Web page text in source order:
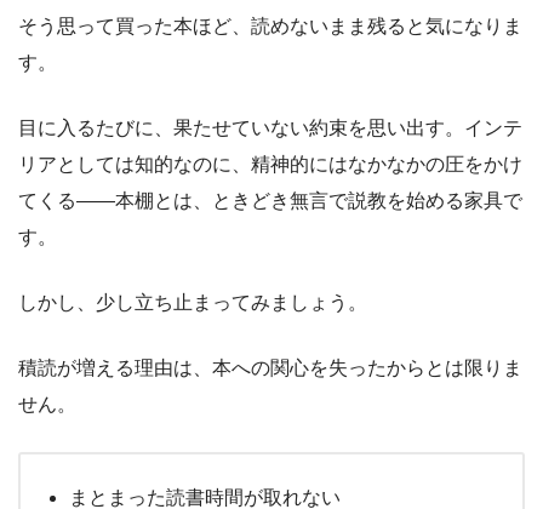
そう思って買った本ほど、読めないまま残ると気になりま
す。
目に入るたびに、果たせていない約束を思い出す。インテ
リアとしては知的なのに、精神的にはなかなかの圧をかけ
てくる――本棚とは、ときどき無言で説教を始める家具で
す。
しかし、少し立ち止まってみましょう。
積読が増える理由は、本への関心を失ったからとは限りま
せん。
まとまった読書時間が取れない